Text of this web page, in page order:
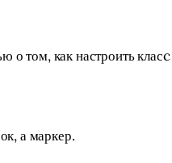
о том, как настроить класc
а маркер.